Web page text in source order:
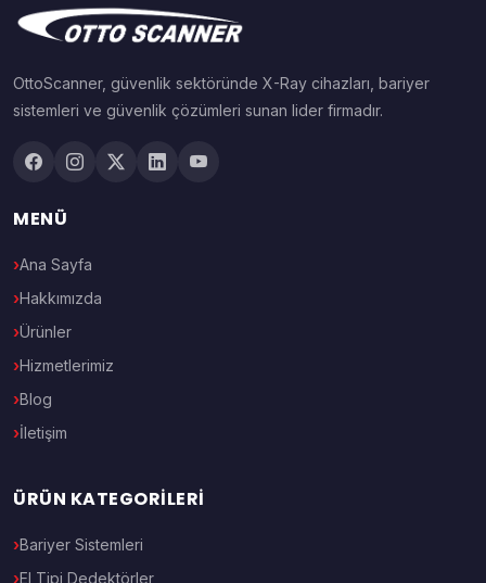
OttoScanner, güvenlik sektöründe X-Ray cihazları, bariyer
sistemleri ve güvenlik çözümleri sunan lider firmadır.
MENÜ
Ana Sayfa
Hakkımızda
Ürünler
Hizmetlerimiz
Blog
İletişim
ÜRÜN KATEGORILERI
Bariyer Sistemleri
El Tipi Dedektörler